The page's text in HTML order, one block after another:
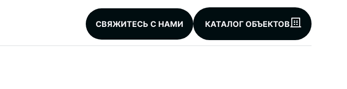
СВЯЖИТЕСЬ С НАМИ КАТАЛОГ ОБЪЕКТОВ